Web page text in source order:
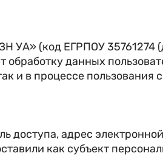
УА» (код ЕГРПОУ 35761274
данных
и в процессе пользования
доступа, адрес
как субъект